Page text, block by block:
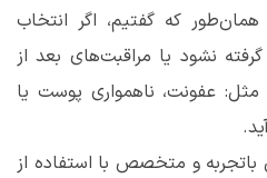
که گفتیم، اگر انتخاب
نشود یا مراقبت‌های بعد از
عفونت، ناهمواری پوست یا
باتجربه و متخصص با استفاده از